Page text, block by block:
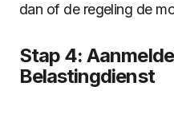
dan of de regeling de
Stap 4:
Belastingdienst